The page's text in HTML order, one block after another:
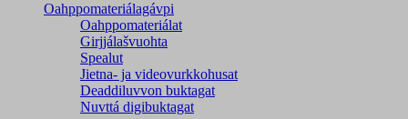
Oahppomateriálagávpi
Oahppomateriálat
Girjjálašvuohta
Spealut
Jietna- ja videovurkkohusat
Deaddiluvvon buktagat
Nuvttá digibuktagat